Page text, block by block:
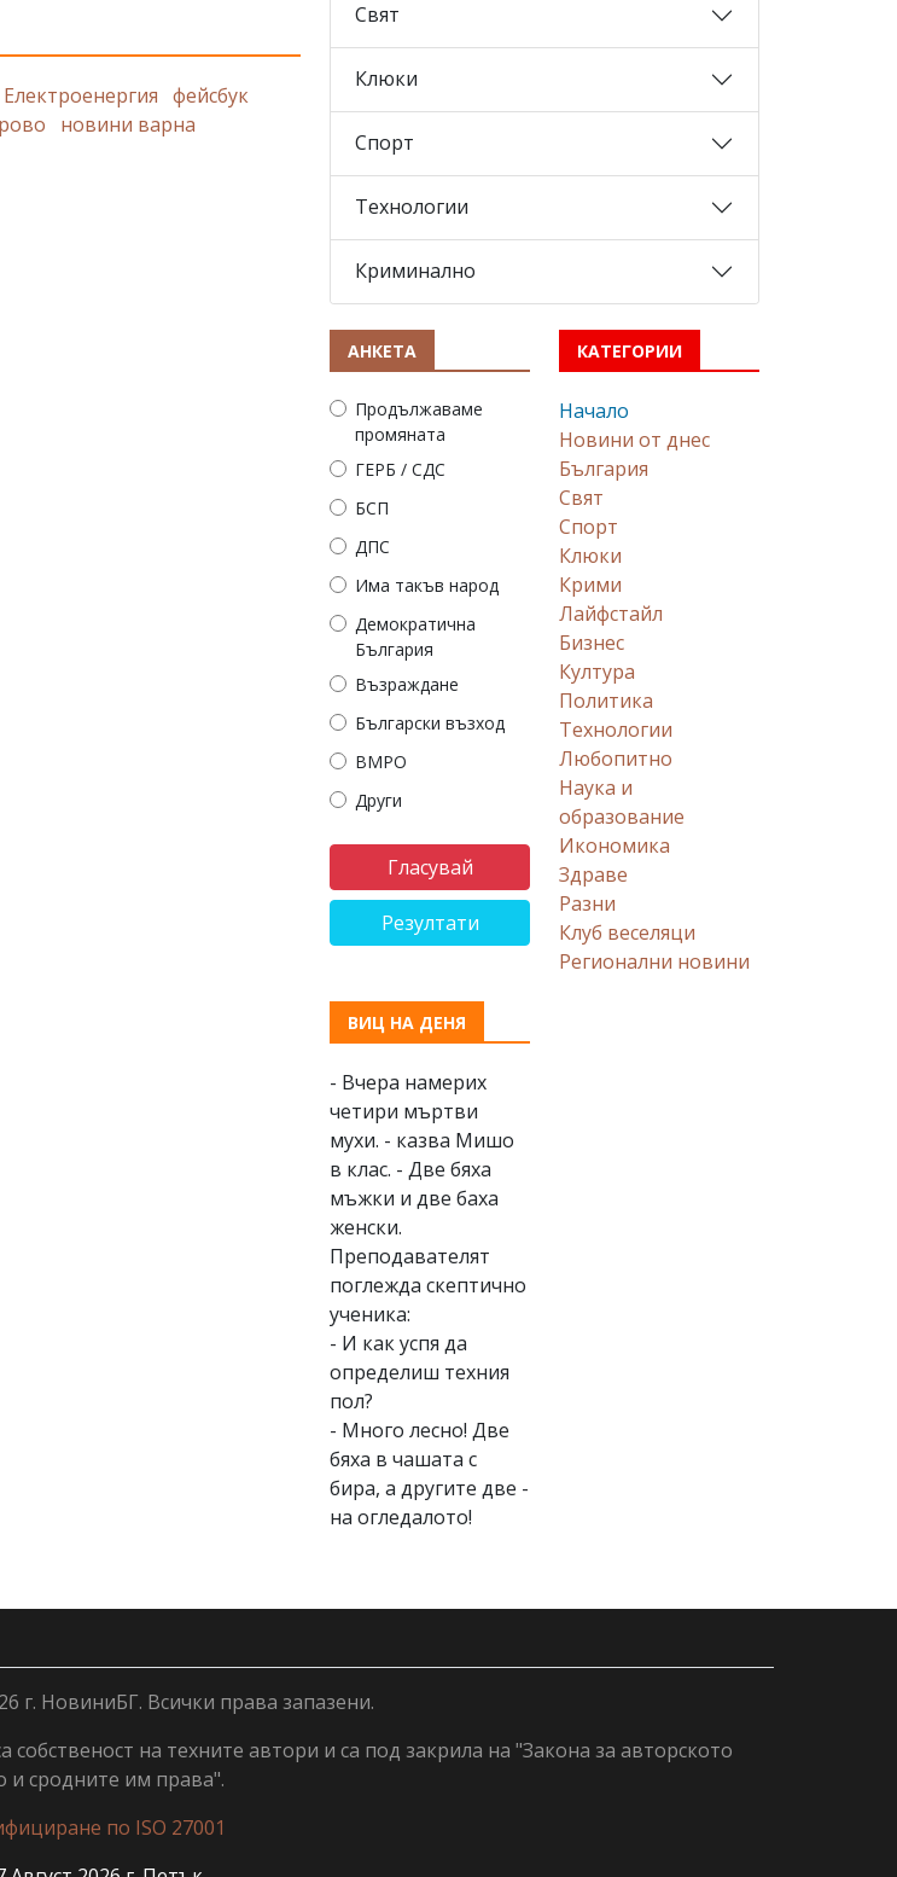
Електроенергия фейсбук
новини варна
Свят
Клюки
Спорт
Технологии
Криминално
АНКЕТА
Продължаваме
промяната
ГЕРБ / СДС
БСП
ДПС
Има такъв народ
Демократична
България
Възраждане
Български възход
ВМРО
Други
Резултати
КАТЕГОРИИ
Начало
Новини от днес
България
Свят
Спорт
Клюки
Крими
Лайфстайл
Бизнес
Култура
Политика
Технологии
Любопитно
Наука и
образование
Икономика
Здраве
Разни
Клуб веселяци
Регионални новини
ВИЦ НА ДЕНЯ
- Вчера намерих
четири мъртви
мухи. - казва Мишо
в клас. - Две бяха
мъжки и две баха
женски.
Преподавателят
поглежда скептично
ученика:
- И как успя да
определиш техния
пол?
- Много лесно! Две
бяха в чашата с
бира, а другите две -
на огледалото!
г. НовиниБГ. Всички права запазени.
на техните автори и са под закрила на "Закона за авторското
и сродните им права".
по ISO 27001